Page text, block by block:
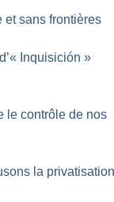
et sans frontières
Inquisición »
le contrôle de nos
la